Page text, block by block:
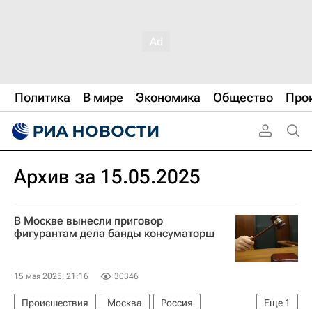
Политика В мире Экономика Общество
Архив за 15.05.2025
В Москве вынесли приговор
фигурантам дела банды консуматорш
15 мая 2025, 21:16 30346
Еще 1
Происшествия Москва
Россия